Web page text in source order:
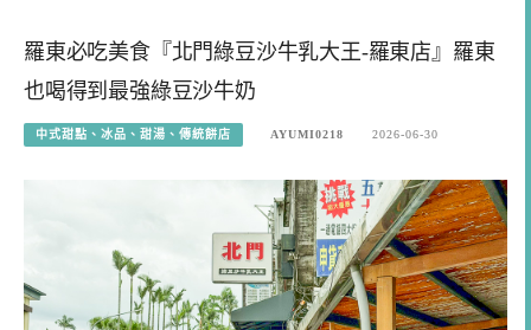
羅東必吃美食『北門綠豆沙牛乳大王-羅東店』羅東
也喝得到最強綠豆沙牛奶
中式甜點、冰品、甜湯、傳統餅店 AYUMI0218 2026-06-30